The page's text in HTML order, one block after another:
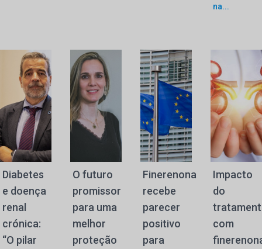
na...
Diabetes
e doença
renal
crónica:
“O pilar
O futuro
promissor
para uma
melhor
proteção
Finerenona
recebe
parecer
positivo
para
Impacto
do
com